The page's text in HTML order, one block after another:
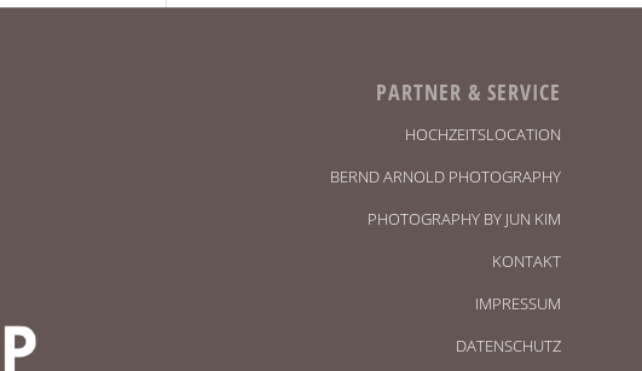
PARTNER & SERVICE
HOCHZEITSLOCATION
BERND ARNOLD PHOTOGRAPHY
PHOTOGRAPHY BY JUN KIM
KONTAKT
IMPRESSUM
DATENSCHUTZ